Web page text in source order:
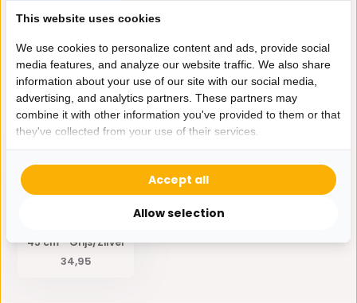
Delen
Eerder bekeken door jou
45 cm - Grijs/Zilver
34,95
This website uses cookies
We use cookies to personalize content and ads, provide social
media features, and analyze our website traffic. We also share
information about your use of our site with our social media,
advertising, and analytics partners. These partners may
combine it with other information you've provided to them or that
they've collected from your use of their services.
Allow selection
Accept all